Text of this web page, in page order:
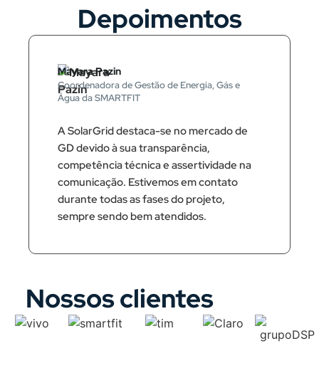
Depoimentos
Mayara Pazin
Coordenadora de Gestão de Energia, Gás e
Água da SMARTFIT
A SolarGrid destaca-se no mercado de
GD devido à sua transparência,
competência técnica e assertividade na
comunicação. Estivemos em contato
durante todas as fases do projeto,
sempre sendo bem atendidos.
Nossos clientes